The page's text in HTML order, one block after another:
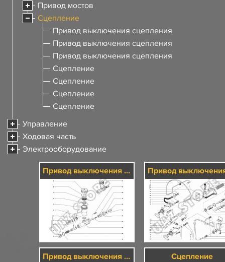
Привод мостов
Сцепление
Привод выключения сцепления
Привод выключения сцепления
Привод выключения сцепления
Сцепление
Сцепление
Сцепление
Сцепление
Управление
Ходовая часть
Электрооборудование
Привод выключения сцепления
Привод выключения сцепления Сцепление